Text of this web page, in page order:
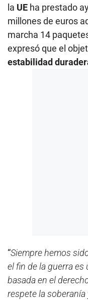
la UE ha prestado
millones de euros
marcha 14
expresó que el
estabilidad
“Siempre hemos
el fin de la guerra es
basada en el
respete la